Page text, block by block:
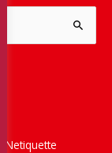
Netiquette